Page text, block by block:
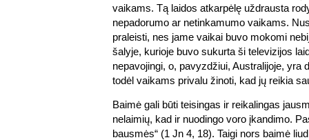
vaikams. Tą laidos atkarpėlę uždrausta
nepadorumo ar netinkamumo vaikams.
praleisti, nes jame vaikai buvo mokomi
šalyje, kurioje buvo sukurta ši televizijos
nepavojingi, o, pavyzdžiui, Australijoje, yra
todėl vaikams privalu žinoti, kad jų reikia
Baimė gali būti teisingas ir reikalingas
nelaimių, kad ir nuodingo voro įkandimo.
bausmės“ (1 Jn 4, 18). Taigi nors baimė